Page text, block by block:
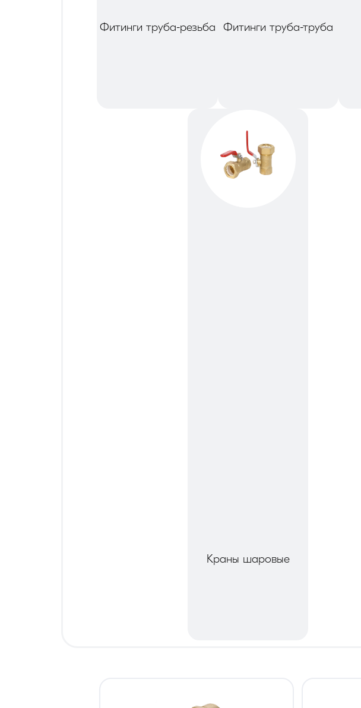
Фитинги труба-резьба Фитинги труба-труба
Краны шаровые